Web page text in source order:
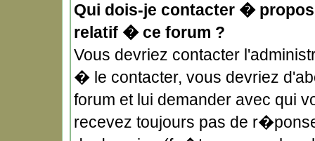
Qui dois-je contacter �
relatif � ce forum ?
Vous devriez contacter
� le contacter, vous devriez
forum et lui demander avec qui
recevez toujours pas de